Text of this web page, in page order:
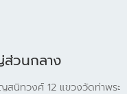
ส่วนกลาง
สนิทวงศ์ 12 แขวงวัดท่าพระ